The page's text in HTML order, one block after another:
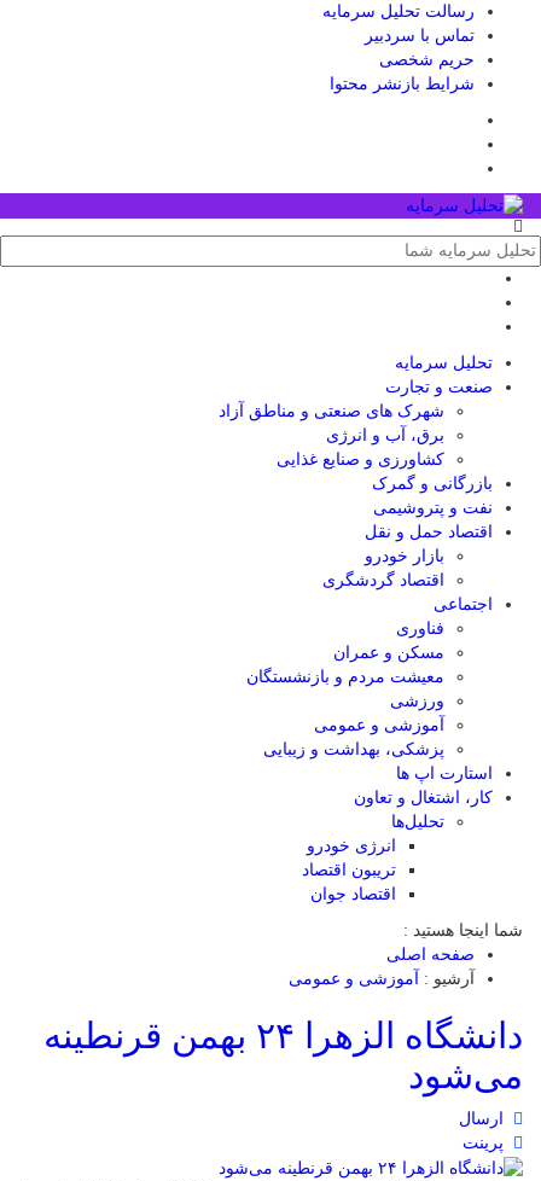
رسالت تحلیل سرمایه
تماس با سردبیر
حریم شخصی
شرایط بازنشر محتوا
تحلیل‌ سرمایه
صنعت و تجارت
شهرک های صنعتی و مناطق آزاد
برق، آب و انرژی
کشاورزی و صنایع غذایی
بازرگانی و گمرک
نفت و پتروشیمی
اقتصاد حمل و نقل
بازار خودرو
اقتصاد گردشگری
اجتماعی
فناوری
مسکن و عمران
معیشت مردم و بازنشستگان
ورزشی
آموزشی و عمومی
پزشکی، بهداشت و زیبایی
استارت اپ ها
کار، اشتغال و تعاون
تحلیل‌ها
انرژی خودرو
تریبون اقتصاد
اقتصاد جوان
شما اینجا هستید :
صفحه اصلی
آرشیو :
آموزشی و عمومی
دانشگاه الزهرا ۲۴ بهمن قرنطینه
می‌شود
ارسال
پرینت